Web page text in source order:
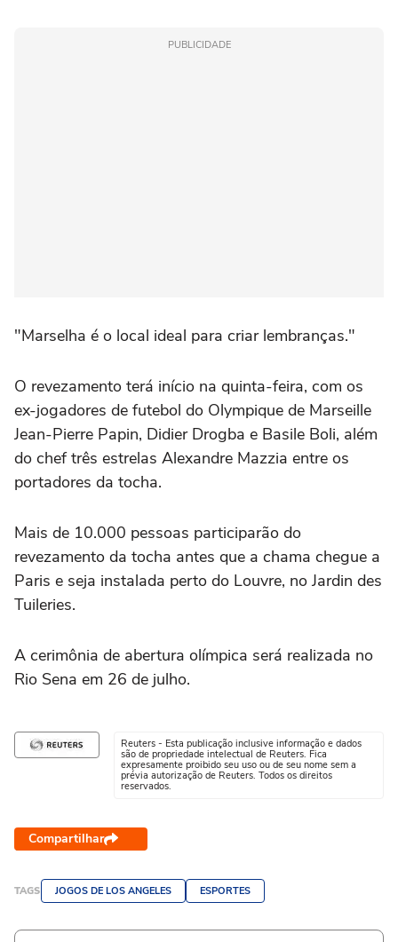
PUBLICIDADE
"Marselha é o local ideal para criar lembranças."
O revezamento terá início na quinta-feira, com os
ex-jogadores de futebol do Olympique de Marseille
Jean-Pierre Papin, Didier Drogba e Basile Boli, além
do chef três estrelas Alexandre Mazzia entre os
portadores da tocha.
Mais de 10.000 pessoas participarão do
revezamento da tocha antes que a chama chegue a
Paris e seja instalada perto do Louvre, no Jardin des
Tuileries.
A cerimônia de abertura olímpica será realizada no
Rio Sena em 26 de julho.
Reuters - Esta publicação inclusive informação e dados
são de propriedade intelectual de Reuters. Fica
expresamente proibido seu uso ou de seu nome sem a
prévia autorização de Reuters. Todos os direitos
reservados.
Compartilhar
TAGS JOGOS DE LOS ANGELES ESPORTES